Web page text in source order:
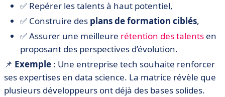
✅ Repérer les talents à haut potentiel,
✅ Construire des plans de formation ciblés,
✅ Assurer une meilleure rétention des talents en
proposant des perspectives d’évolution.
📌 Exemple : Une entreprise tech souhaite renforcer
ses expertises en data science. La matrice révèle que
plusieurs développeurs ont déjà des bases solides.